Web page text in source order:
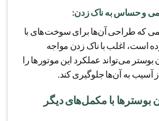
و حساس به ناک زدن:
که طراحی آن‌ها برای سوخت‌های با
است، اغلب با ناک زدن مواجه
می‌تواند عملکرد این موتورها را
آسیب به آن‌ها جلوگیری کند.
بوسترها با مکمل‌های دیگر